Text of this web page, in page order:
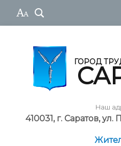
ГОРОД
Наш
410031, г. Саратов,